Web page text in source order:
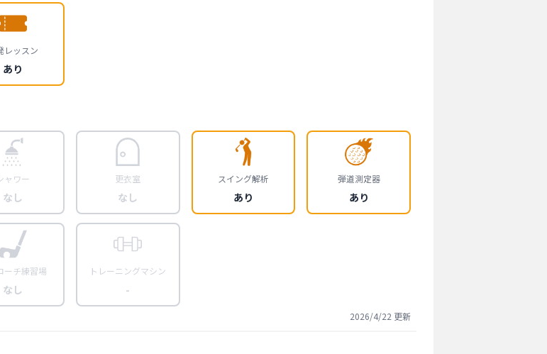
レッスン
あり
ャワー
なし
更衣室
なし
スイング解析
あり
弾道測定器
あり
ーチ練習場
なし
トレーニングマシン
-
2026/4/22 更新